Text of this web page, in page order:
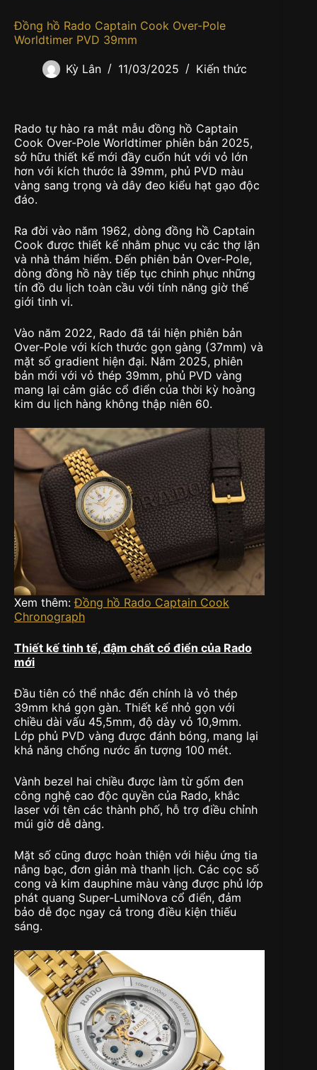
Đồng hồ Rado Captain Cook Over-Pole
Worldtimer PVD 39mm
Kỳ Lân 11/03/2025 Kiến thức
Rado tự hào ra mắt mẫu đồng hồ Captain
Cook Over-Pole Worldtimer phiên bản 2025,
sở hữu thiết kế mới đầy cuốn hút với vỏ lớn
hơn với kích thước là 39mm, phủ PVD màu
vàng sang trọng và dây đeo kiểu hạt gạo độc
đáo.
Ra đời vào năm 1962, dòng đồng hồ Captain
Cook được thiết kế nhằm phục vụ các thợ lặn
và nhà thám hiểm. Đến phiên bản Over-Pole,
dòng đồng hồ này tiếp tục chinh phục những
tín đồ du lịch toàn cầu với tính năng giờ thế
giới tinh vi.
Vào năm 2022, Rado đã tái hiện phiên bản
Over-Pole với kích thước gọn gàng (37mm) và
mặt số gradient hiện đại. Năm 2025, phiên
bản mới với vỏ thép 39mm, phủ PVD vàng
mang lại cảm giác cổ điển của thời kỳ hoàng
kim du lịch hàng không thập niên 60.
Xem thêm:Đồng hồ Rado Captain Cook
Chronograph
Thiết kế tinh tế, đậm chất cổ điển của Rado
mới
Đầu tiên có thể nhắc đến chính là vỏ thép
39mm khá gọn gàn. Thiết kế nhỏ gọn với
chiều dài vấu 45,5mm, độ dày vỏ 10,9mm.
Lớp phủ PVD vàng được đánh bóng, mang lại
khả năng chống nước ấn tượng 100 mét.
Vành bezel hai chiều được làm từ gốm đen
công nghệ cao độc quyền của Rado, khắc
laser với tên các thành phố, hỗ trợ điều chỉnh
múi giờ dễ dàng.
Mặt số cũng được hoàn thiện với hiệu ứng tia
nắng bạc, đơn giản mà thanh lịch. Các cọc số
cong và kim dauphine màu vàng được phủ lớp
phát quang Super-LumiNova cổ điển, đảm
bảo dễ đọc ngay cả trong điều kiện thiếu
sáng.